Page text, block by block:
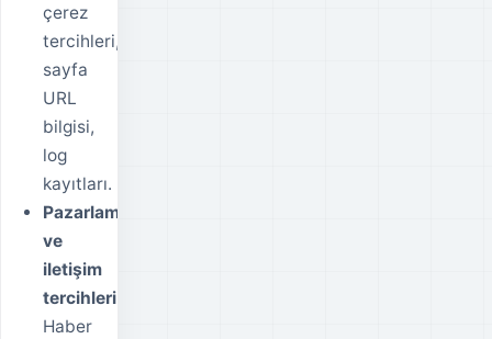
çerez
tercihleri,
sayfa
URL
bilgisi,
log
kayıtları.
Pazarlama
ve
iletişim
tercihleri:
Haber